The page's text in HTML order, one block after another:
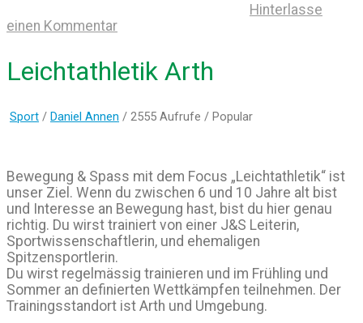
Hinterlasse
einen Kommentar
Leichtathletik Arth
Sport / Daniel Annen / 2555 Aufrufe / Popular
Bewegung & Spass mit dem Focus „Leichtathletik“ ist
unser Ziel. Wenn du zwischen 6 und 10 Jahre alt bist
und Interesse an Bewegung hast, bist du hier genau
richtig. Du wirst trainiert von einer J&S Leiterin,
Sportwissenschaftlerin, und ehemaligen
Spitzensportlerin.
Du wirst regelmässig trainieren und im Frühling und
Sommer an definierten Wettkämpfen teilnehmen. Der
Trainingsstandort ist Arth und Umgebung.